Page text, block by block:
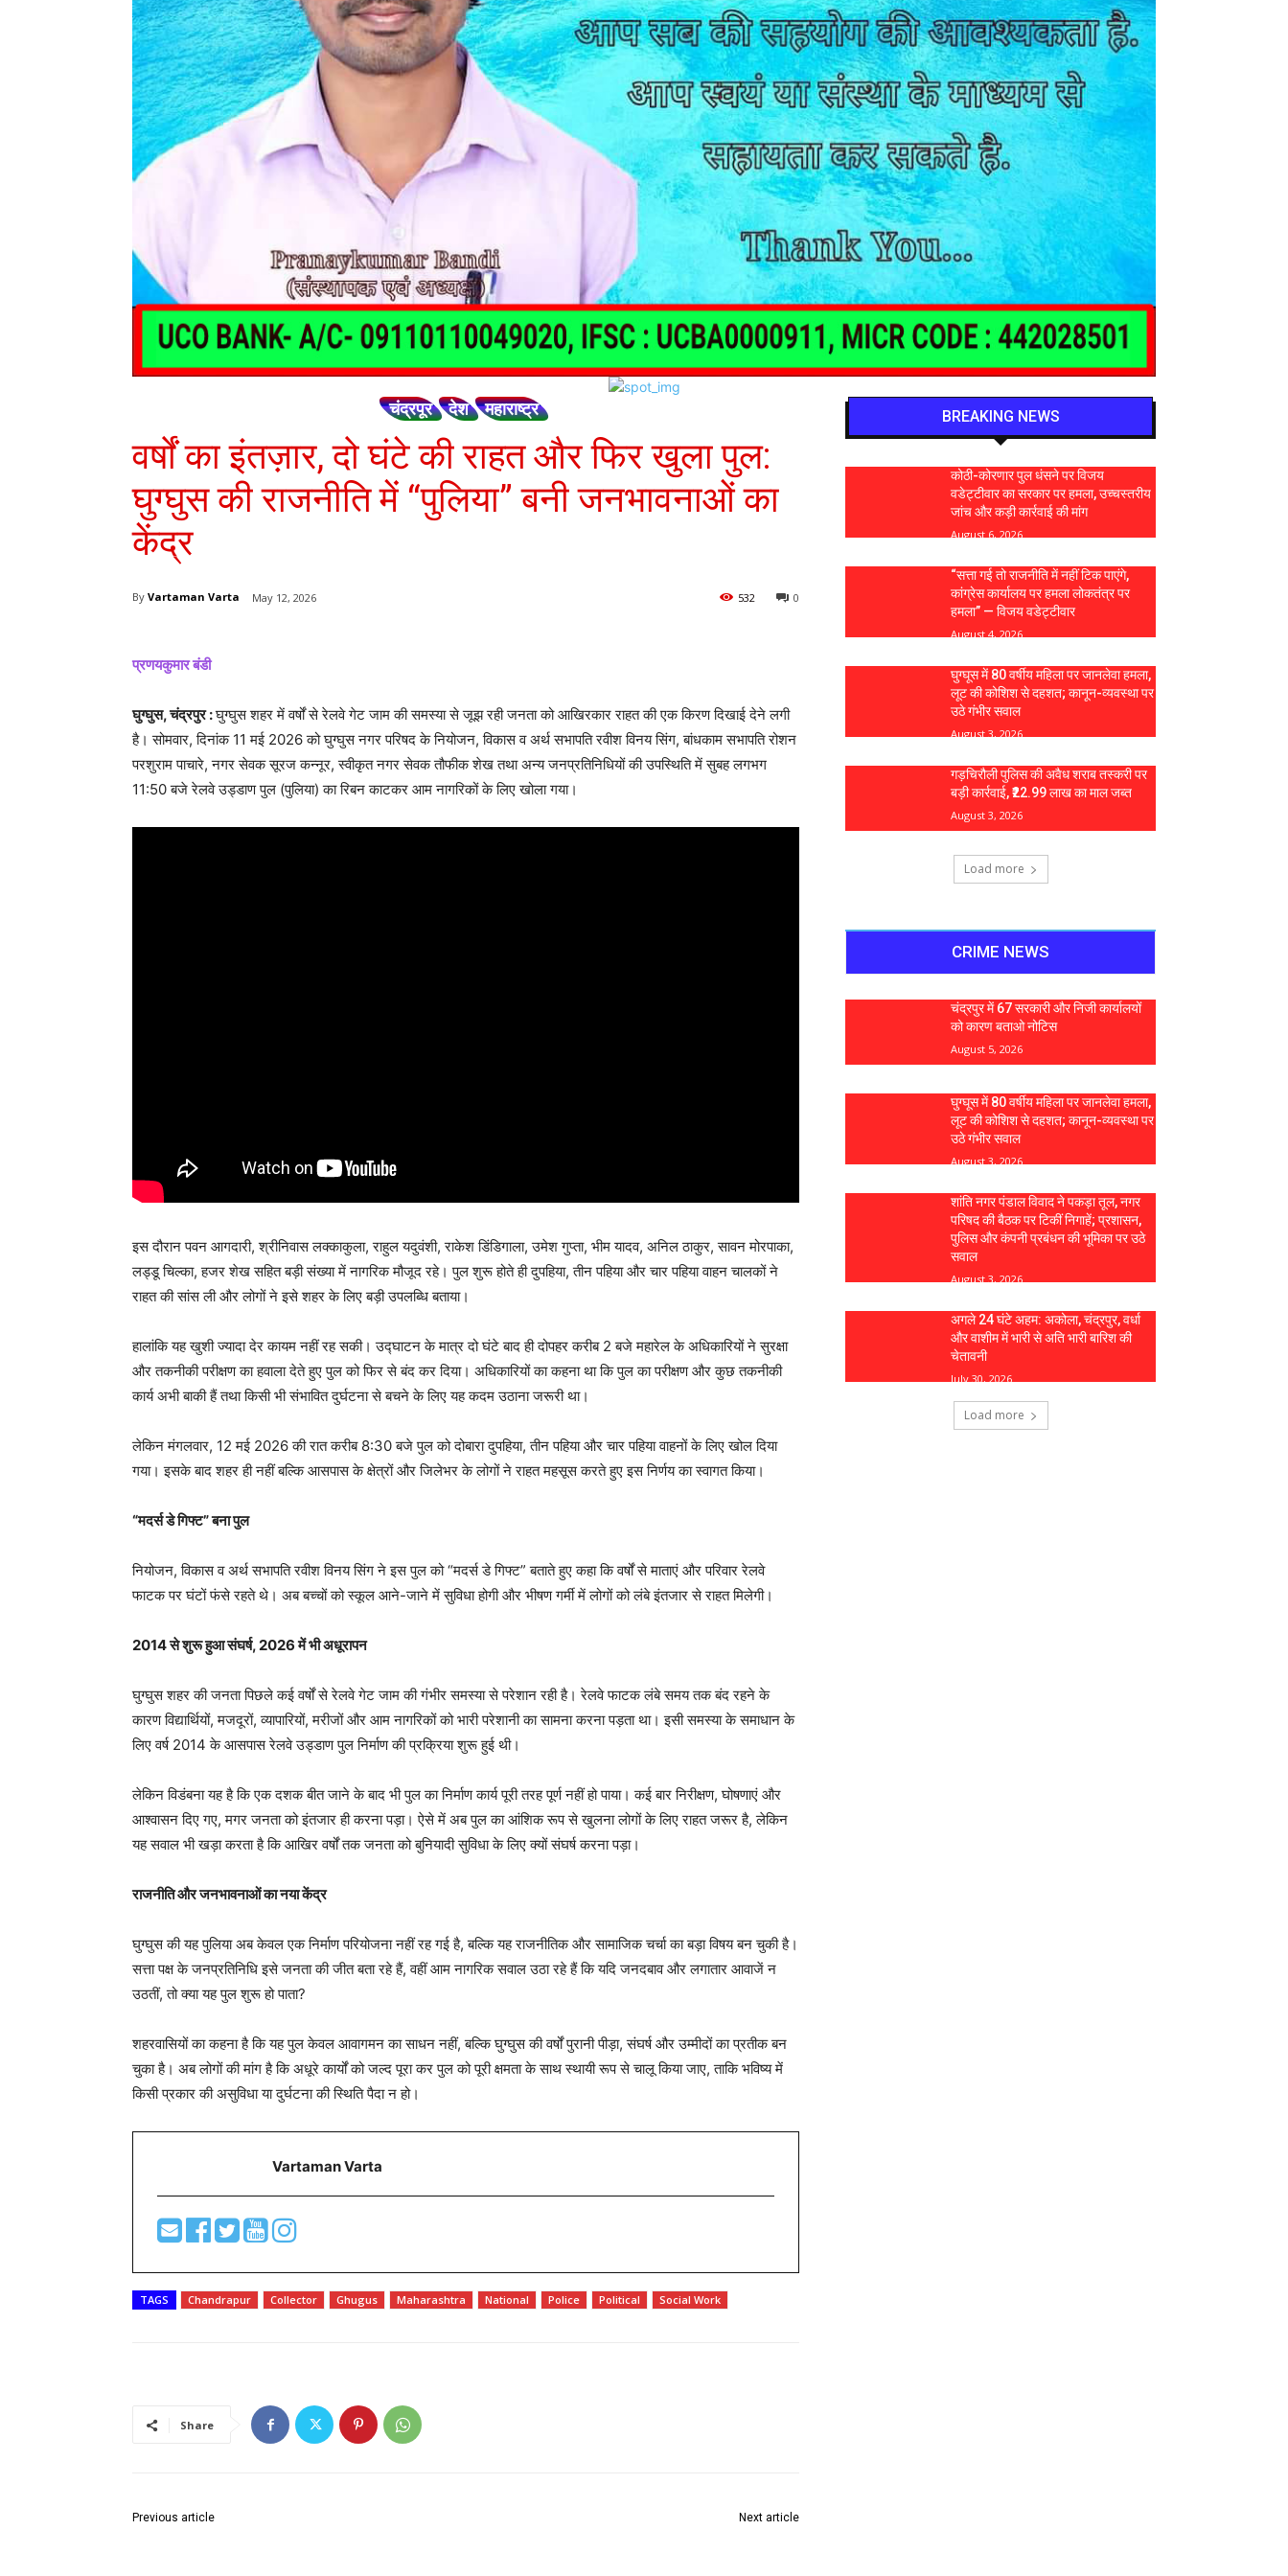
चंद्रपूर देश महाराष्ट्र
वर्षों का इंतज़ार, दो घंटे की राहत और फिर खुला पुल:
घुग्घुस की राजनीति में “पुलिया” बनी जनभावनाओं का
केंद्र
By Vartaman Varta May 12, 2026 0
532
प्रणयकुमार बंडी
घुग्घुस, चंद्रपुर :घुग्घुस शहर में वर्षों से रेलवे गेट जाम की समस्या से जूझ रही जनता को आखिरकार राहत की एक किरण दिखाई देने लगी
है। सोमवार, दिनांक 11 मई 2026 को घुग्घुस नगर परिषद के नियोजन, विकास व अर्थ सभापति रवीश विनय सिंग, बांधकाम सभापति रोशन
परशुराम पाचारे, नगर सेवक सूरज कन्नूर, स्वीकृत नगर सेवक तौफीक शेख तथा अन्य जनप्रतिनिधियों की उपस्थिति में सुबह लगभग
11:50 बजे रेलवे उड्डाण पुल (पुलिया) का रिबन काटकर आम नागरिकों के लिए खोला गया।
इस दौरान पवन आगदारी, श्रीनिवास लक्काकुला, राहुल यदुवंशी, राकेश डिंडिगाला, उमेश गुप्ता, भीम यादव, अनिल ठाकुर, सावन मोरपाका,
लड्डू चिल्का, हजर शेख सहित बड़ी संख्या में नागरिक मौजूद रहे। पुल शुरू होते ही दुपहिया, तीन पहिया और चार पहिया वाहन चालकों ने
राहत की सांस ली और लोगों ने इसे शहर के लिए बड़ी उपलब्धि बताया।
हालांकि यह खुशी ज्यादा देर कायम नहीं रह सकी। उद्घाटन के मात्र दो घंटे बाद ही दोपहर करीब 2 बजे महारेल के अधिकारियों ने सुरक्षा
और तकनीकी परीक्षण का हवाला देते हुए पुल को फिर से बंद कर दिया। अधिकारियों का कहना था कि पुल का परीक्षण और कुछ तकनीकी
कार्य अभी बाकी हैं तथा किसी भी संभावित दुर्घटना से बचने के लिए यह कदम उठाना जरूरी था।
लेकिन मंगलवार, 12 मई 2026 की रात करीब 8:30 बजे पुल को दोबारा दुपहिया, तीन पहिया और चार पहिया वाहनों के लिए खोल दिया
गया। इसके बाद शहर ही नहीं बल्कि आसपास के क्षेत्रों और जिलेभर के लोगों ने राहत महसूस करते हुए इस निर्णय का स्वागत किया।
“मदर्स डे गिफ्ट” बना पुल
नियोजन, विकास व अर्थ सभापति रवीश विनय सिंग ने इस पुल को “मदर्स डे गिफ्ट” बताते हुए कहा कि वर्षों से माताएं और परिवार रेलवे
फाटक पर घंटों फंसे रहते थे। अब बच्चों को स्कूल आने-जाने में सुविधा होगी और भीषण गर्मी में लोगों को लंबे इंतजार से राहत मिलेगी।
2014 से शुरू हुआ संघर्ष, 2026 में भी अधूरापन
घुग्घुस शहर की जनता पिछले कई वर्षों से रेलवे गेट जाम की गंभीर समस्या से परेशान रही है। रेलवे फाटक लंबे समय तक बंद रहने के
कारण विद्यार्थियों, मजदूरों, व्यापारियों, मरीजों और आम नागरिकों को भारी परेशानी का सामना करना पड़ता था। इसी समस्या के समाधान के
लिए वर्ष 2014 के आसपास रेलवे उड्डाण पुल निर्माण की प्रक्रिया शुरू हुई थी।
लेकिन विडंबना यह है कि एक दशक बीत जाने के बाद भी पुल का निर्माण कार्य पूरी तरह पूर्ण नहीं हो पाया। कई बार निरीक्षण, घोषणाएं और
आश्वासन दिए गए, मगर जनता को इंतजार ही करना पड़ा। ऐसे में अब पुल का आंशिक रूप से खुलना लोगों के लिए राहत जरूर है, लेकिन
यह सवाल भी खड़ा करता है कि आखिर वर्षों तक जनता को बुनियादी सुविधा के लिए क्यों संघर्ष करना पड़ा।
राजनीति और जनभावनाओं का नया केंद्र
घुग्घुस की यह पुलिया अब केवल एक निर्माण परियोजना नहीं रह गई है, बल्कि यह राजनीतिक और सामाजिक चर्चा का बड़ा विषय बन चुकी है।
सत्ता पक्ष के जनप्रतिनिधि इसे जनता की जीत बता रहे हैं, वहीं आम नागरिक सवाल उठा रहे हैं कि यदि जनदबाव और लगातार आवाजें न
उठतीं, तो क्या यह पुल शुरू हो पाता?
शहरवासियों का कहना है कि यह पुल केवल आवागमन का साधन नहीं, बल्कि घुग्घुस की वर्षों पुरानी पीड़ा, संघर्ष और उम्मीदों का प्रतीक बन
चुका है। अब लोगों की मांग है कि अधूरे कार्यों को जल्द पूरा कर पुल को पूरी क्षमता के साथ स्थायी रूप से चालू किया जाए, ताकि भविष्य में
किसी प्रकार की असुविधा या दुर्घटना की स्थिति पैदा न हो।
Vartaman Varta
TAGS Chandrapur Collector Ghugus Maharashtra National Police Political Social Work
Share
Previous article Next article
BREAKING NEWS
कोठी-कोरणार पुल धंसने पर विजय
वडेट्टीवार का सरकार पर हमला, उच्चस्तरीय
जांच और कड़ी कार्रवाई की मांग
August 6, 2026
“सत्ता गई तो राजनीति में नहीं टिक पाएंगे,
कांग्रेस कार्यालय पर हमला लोकतंत्र पर
हमला” — विजय वडेट्टीवार
August 4, 2026
घुग्घूस में 80 वर्षीय महिला पर जानलेवा हमला,
लूट की कोशिश से दहशत; कानून-व्यवस्था पर
उठे गंभीर सवाल
August 3, 2026
गड़चिरौली पुलिस की अवैध शराब तस्करी पर
बड़ी कार्रवाई, ₹22.99 लाख का माल जब्त
August 3, 2026
Load more
CRIME NEWS
चंद्रपुर में 67 सरकारी और निजी कार्यालयों
को कारण बताओ नोटिस
August 5, 2026
घुग्घूस में 80 वर्षीय महिला पर जानलेवा हमला,
लूट की कोशिश से दहशत; कानून-व्यवस्था पर
उठे गंभीर सवाल
August 3, 2026
शांति नगर पंडाल विवाद ने पकड़ा तूल, नगर
परिषद की बैठक पर टिकीं निगाहें; प्रशासन,
पुलिस और कंपनी प्रबंधन की भूमिका पर उठे
सवाल
August 3, 2026
अगले 24 घंटे अहम: अकोला, चंद्रपुर, वर्धा
और वाशीम में भारी से अति भारी बारिश की
चेतावनी
July 30, 2026
Load more